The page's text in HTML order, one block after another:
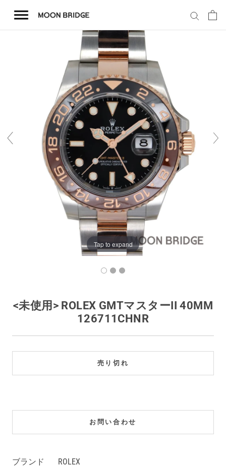
テ
会社概要
Tap to expand
<未使用> ROLEX GMTマスターII 40MM
126711CHNR
売り切れ
お問い合わせ
ブランド ROLEX